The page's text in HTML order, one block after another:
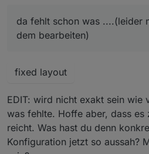
da fehlt schon was ....(leider
dem bearbeiten)
fixed layout
EDIT: wird nicht exakt sein wie
was fehlte. Hoffe aber, dass
reicht. Was hast du denn
Konfiguration jetzt so aussah?